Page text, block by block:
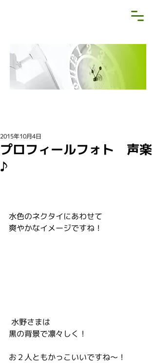
プロフィールフォト 声楽
♪
2015年10月4日
水色のネクタイにあわせて
爽やかなイメージですね！
水野さまは
黒の背景で凛々しく！
お２人ともかっこいいですね～！